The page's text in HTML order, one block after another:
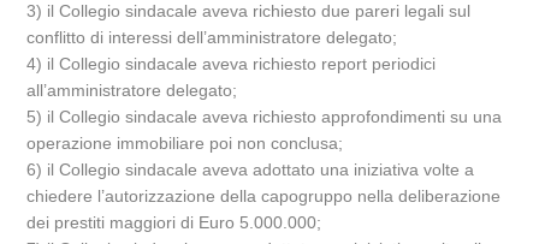
3) il Collegio sindacale aveva richiesto due pareri legali sul
conflitto di interessi dell’amministratore delegato;
4) il Collegio sindacale aveva richiesto report periodici
all’amministratore delegato;
5) il Collegio sindacale aveva richiesto approfondimenti su una
operazione immobiliare poi non conclusa;
6) il Collegio sindacale aveva adottato una iniziativa volte a
chiedere l’autorizzazione della capogruppo nella deliberazione
dei prestiti maggiori di Euro 5.000.000;